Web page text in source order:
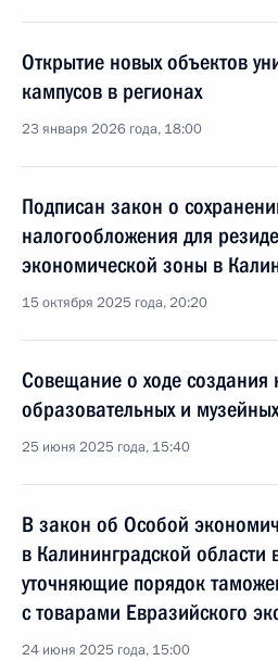
Открытие новых объектов
кампусов в регионах
23 января 2026 года, 18:00
Подписан закон о
налогообложения для
экономической зоны в
15 октября 2025 года, 20:20
Совещание о ходе создания
образовательных и
25 июня 2025 года, 15:40
В закон об Особой
в Калининградской
уточняющие порядок
с товарами Евразийского
24 июня 2025 года, 15:00